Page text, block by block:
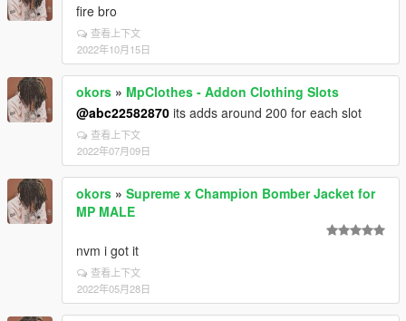
fire bro
查看上下文
2022年10月15日
okors » MpClothes - Addon Clothing Slots
@abc22582870 its adds around 200 for each slot
查看上下文
2022年07月09日
okors » Supreme x Champion Bomber Jacket for
MP MALE
nvm i got it
查看上下文
2022年05月28日